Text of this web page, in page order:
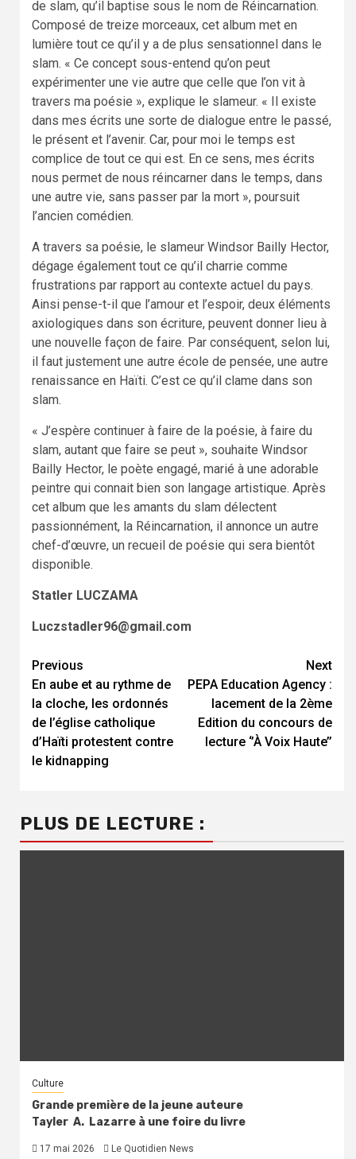
de slam, qu’il baptise sous le nom de Réincarnation.
Composé de treize morceaux, cet album met en
lumière tout ce qu’il y a de plus sensationnel dans le
slam. « Ce concept sous-entend qu’on peut
expérimenter une vie autre que celle que l’on vit à
travers ma poésie », explique le slameur. « Il existe
dans mes écrits une sorte de dialogue entre le passé,
le présent et l’avenir. Car, pour moi le temps est
complice de tout ce qui est. En ce sens, mes écrits
nous permet de nous réincarner dans le temps, dans
une autre vie, sans passer par la mort », poursuit
l’ancien comédien.
A travers sa poésie, le slameur Windsor Bailly Hector,
dégage également tout ce qu’il charrie comme
frustrations par rapport au contexte actuel du pays.
Ainsi pense-t-il que l’amour et l’espoir, deux éléments
axiologiques dans son écriture, peuvent donner lieu à
une nouvelle façon de faire. Par conséquent, selon lui,
il faut justement une autre école de pensée, une autre
renaissance en Haïti. C’est ce qu’il clame dans son
slam.
« J’espère continuer à faire de la poésie, à faire du
slam, autant que faire se peut », souhaite Windsor
Bailly Hector, le poète engagé, marié à une adorable
peintre qui connait bien son langage artistique. Après
cet album que les amants du slam délectent
passionnément, la Réincarnation, il annonce un autre
chef-d’œuvre, un recueil de poésie qui sera bientôt
disponible.
Statler LUCZAMA
Luczstadler96@gmail.com
Continue
Reading
Previous
En aube et au rythme de
la cloche, les ordonnés
de l’église catholique
d’Haïti protestent contre
le kidnapping
Next
PEPA Education Agency :
lacement de la 2ème
Edition du concours de
lecture ‘’À Voix Haute’’
PLUS DE LECTURE :
Culture
Grande première de la jeune auteure
Tayler A. Lazarre à une foire du livre
17 mai 2026 Le Quotidien News